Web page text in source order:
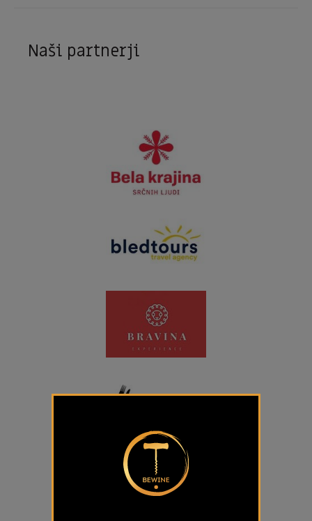
Naši partnerji